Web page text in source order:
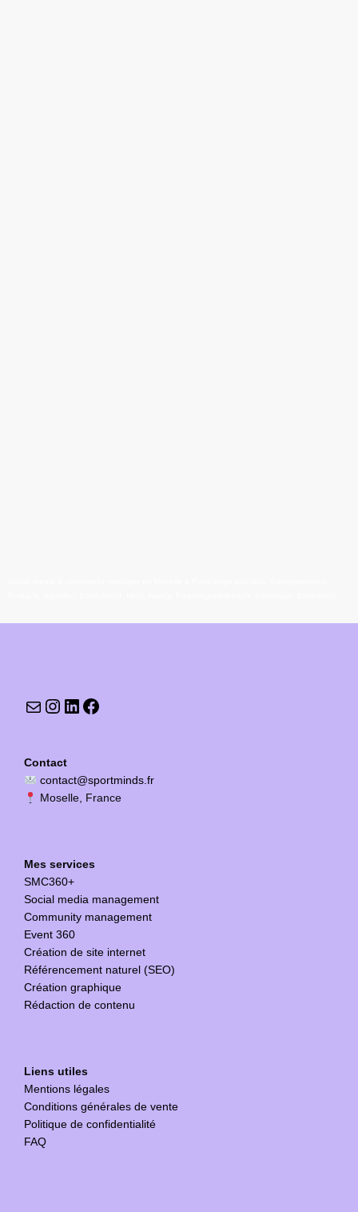
Contact
contact@sportminds.fr
Moselle, France
Mes services
SMC360+
Social media management
Community management
Event 360
Création de site internet
Référencement naturel (SEO)
Création graphique
Rédaction de contenu
Liens utiles
Mentions légales
Conditions générales de vente
Politique de confidentialité
FAQ